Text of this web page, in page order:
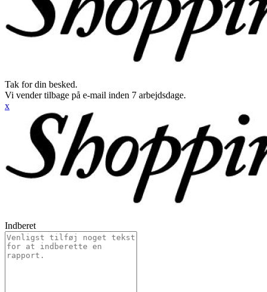
Tak for din besked.
Vi vender tilbage på e-mail inden 7 arbejdsdage.
x
Indberet